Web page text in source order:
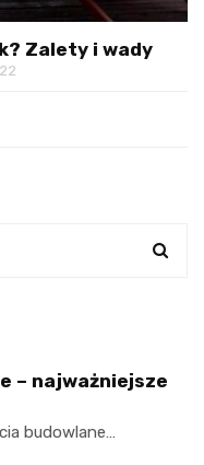
Zalety i wady
– najważniejsze
budowlane…